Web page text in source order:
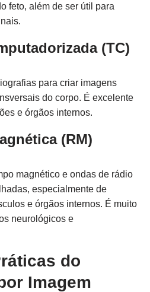
feto, além de ser útil para
(TC)
para criar imagens
do corpo. É excelente
e órgãos internos.
(RM)
magnético e ondas de rádio
especialmente de
e órgãos internos. É muito
neurológicos e
do
Imagem